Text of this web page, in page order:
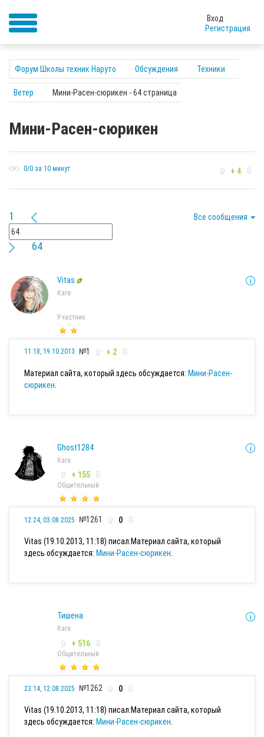
Вход
Регистрация
Форум Школы техник Наруто Обсуждения Техники
Ветер Мини-Расен-сюрикен - 64 страница
Мини-Расен-сюрикен
0/0 за 10 минут + 4
1
64
Все сообщения
Vitas
Каге
Участник
11:18, 19.10.2013 №1 + 2
Материал сайта, который здесь обсуждается: Мини-Расен-
сюрикен
Ghost1284
Каге
+ 155
Общительный
12:24, 03.08.2025 №1261 0
Vitas (19.10.2013, 11:18) писал:Материал сайта, который
здесь обсуждается: Мини-Расен-сюрикен.
Тишена
Каге
+ 516
Общительный
23:14, 12.08.2025 №1262 0
Vitas (19.10.2013, 11:18) писал:Материал сайта, который
здесь обсуждается: Мини-Расен-сюрикен